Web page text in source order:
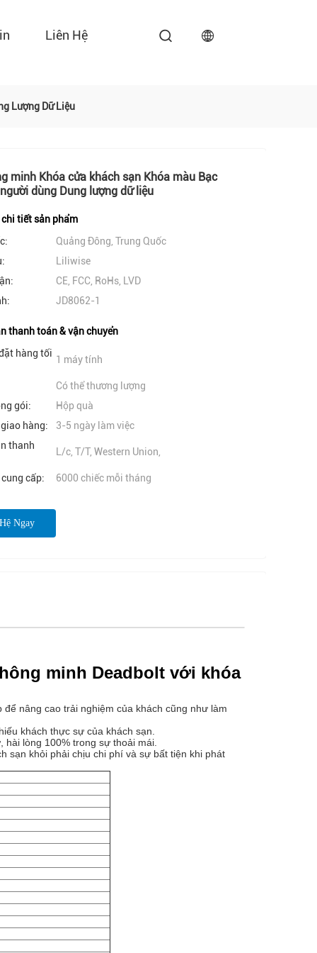
Liên Hệ
Lượng Dữ Liệu
minh Khóa cửa khách sạn Khóa màu Bạc
dùng Dung lượng dữ liệu
tiết sản phẩm
Quảng Đông, Trung Quốc
Liliwise
CE, FCC, RoHs, LVD
JD8062-1
thanh toán & vận chuyển
hàng tối
1 máy tính
Có thể thương lượng
gói:
Hộp quà
hàng:
3-5 ngày làm việc
thanh
L/c, T/T, Western Union,
cấp: 6000 chiếc mỗi tháng
Ngay
minh Deadbolt với khóa
nâng cao trải nghiệm của khách cũng như làm
khách thực sự của khách sạn.
lòng 100% trong sự thoải mái.
sạn khỏi phải chịu chi phí và sự bất tiện khi phát